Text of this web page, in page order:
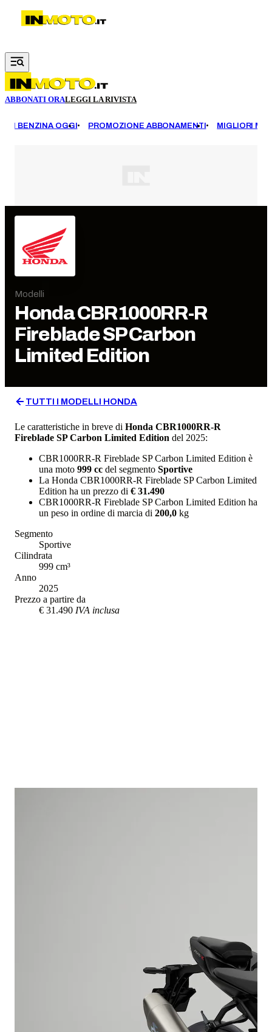
Vai al contenuto principale
ABBONATI ORALEGGI LA RIVISTA
BENZINA OGGI PROMOZIONE ABBONAMENTI MIGLIORI
Modelli
HondaCBR1000RR-R
Fireblade SP Carbon
Limited Edition
TUTTI I MODELLI HONDA
Le caratteristiche in breve di Honda CBR1000RR-R
Fireblade SP Carbon Limited Edition del 2025:
CBR1000RR-R Fireblade SP Carbon Limited Edition è
una moto 999 cc del segmento Sportive
La Honda CBR1000RR-R Fireblade SP Carbon Limited
Edition ha un prezzo di € 31.490
CBR1000RR-R Fireblade SP Carbon Limited Edition ha
un peso in ordine di marcia di 200,0 kg
Segmento
Sportive
Cilindrata
999 cm³
Anno
2025
Prezzo a partire da
€ 31.490 IVA inclusa